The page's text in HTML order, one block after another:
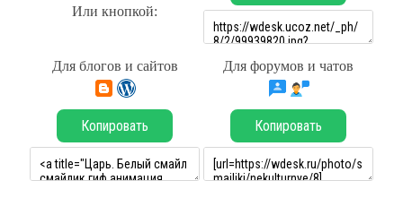
Или кнопкой:
Для блогов и сайтов Для форумов и чатов
Копировать Копировать